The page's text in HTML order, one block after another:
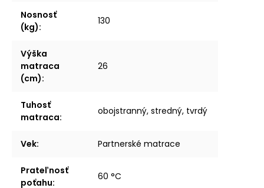
Nosnosť
(kg):
130
Výška
matraca
(cm):
26
Tuhosť
matraca:
obojstranný, stredný, tvrdý
Vek: Partnerské matrace
Prateľnosť
poťahu:
60 °C